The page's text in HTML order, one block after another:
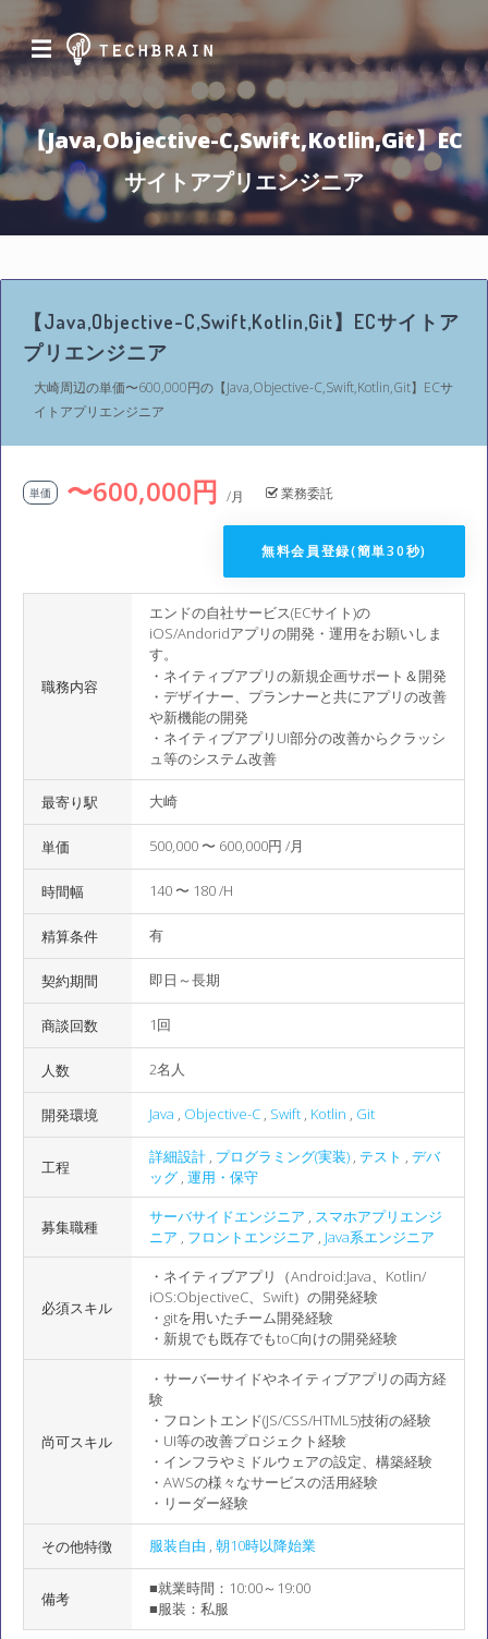
☰
【Java,Objective-C,Swift,Kotlin,Git】EC
サイトアプリエンジニア
【Java,Objective-C,Swift,Kotlin,Git】ECサイトア
プリエンジニア
大崎周辺の単価〜600,000円の【Java,Objective-C,Swift,Kotlin,Git】ECサ
イトアプリエンジニア
単価 〜600,000円 /月 業務委託
無料会員登録(簡単30秒)
職務内容
エンドの自社サービス(ECサイト)の
iOS/Andoridアプリの開発・運用をお願いしま
す。
・ネイティブアプリの新規企画サポート＆開発
・デザイナー、プランナーと共にアプリの改善
や新機能の開発
・ネイティブアプリUI部分の改善からクラッシ
ュ等のシステム改善
最寄り駅 大崎
単価 500,000 〜 600,000円 /月
時間幅 140 〜 180 /H
精算条件 有
契約期間 即日～長期
商談回数 1回
人数 2名人
開発環境 Java , Objective-C , Swift , Kotlin , Git
工程
詳細設計 , プログラミング(実装) , テスト , デバ
ッグ , 運用・保守
募集職種
サーバサイドエンジニア , スマホアプリエンジ
ニア , フロントエンジニア , Java系エンジニア
必須スキル
・ネイティブアプリ（Android:Java、Kotlin/
iOS:ObjectiveC、Swift）の開発経験
・gitを用いたチーム開発経験
・新規でも既存でもtoC向けの開発経験
尚可スキル
・サーバーサイドやネイティブアプリの両方経
験
・フロントエンド(JS/CSS/HTML5)技術の経験
・UI等の改善プロジェクト経験
・インフラやミドルウェアの設定、構築経験
・AWSの様々なサービスの活用経験
・リーダー経験
その他特徴 服装自由 , 朝10時以降始業
備考
■就業時間：10:00～19:00
■服装：私服